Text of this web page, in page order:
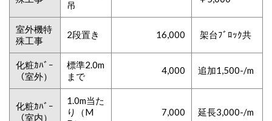
吊
室外機特
殊工事
2段置き 16,000 架台ﾌﾞﾛｯｸ共
化粧ｶﾊﾞｰ
（室外）
標準2.0m
まで
4,000 追加1,500-/m
化粧ｶﾊﾞｰ
（室内）
1.0m当た
り（M
7,000 延長3,000-/m